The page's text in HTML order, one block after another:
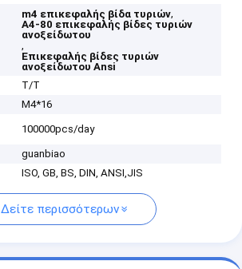
m4 επικεφαλής βίδα τυριών,
A4-80 επικεφαλής βίδες τυριών
ανοξείδωτου
,
Επικεφαλής βίδες τυριών
ανοξείδωτου Ansi
T/T
M4*16
100000pcs/day
guanbiao
ISO, GB, BS, DIN, ANSI,JIS
Δείτε περισσότερων